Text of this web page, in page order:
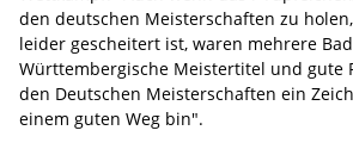
den deutschen Meisterschaften zu
leider gescheitert ist, waren mehrere
Württembergische Meistertitel und gute
den Deutschen Meisterschaften ein
einem guten Weg bin".